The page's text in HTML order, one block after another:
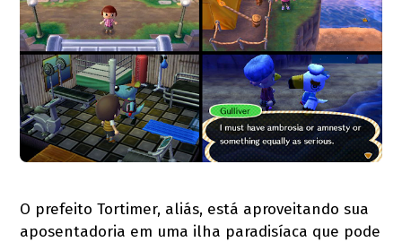
O prefeito Tortimer, aliás, está aproveitando sua
aposentadoria em uma ilha paradisíaca que pode